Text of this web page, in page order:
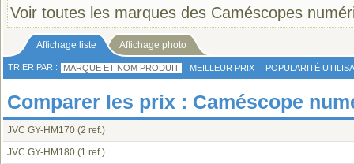
Voir toutes les marques des Caméscopes
Affichage liste Affichage photo
TRIER PAR : MARQUE ET NOM PRODUIT MEILLEUR PRIX POPULARITÉ
Comparer les prix : Caméscope
JVC GY-HM170 (2 ref.)
JVC GY-HM180 (1 ref.)